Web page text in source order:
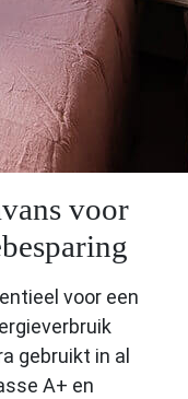
voor
voor een
gebruikt in al
A+ en